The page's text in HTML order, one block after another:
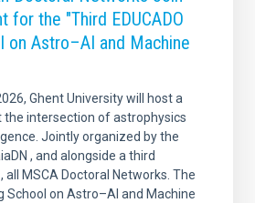
for the "Third EDUCADO
on Astro–AI and Machine
Ghent University will host a
the intersection of astrophysics
Jointly organized by the
, and alongside a third
all MSCA Doctoral Networks. The
School on Astro–AI and Machine